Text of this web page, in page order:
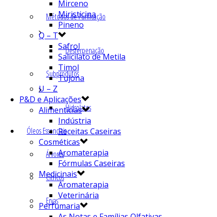
Métodos de Purificação
Desterpenação
Subprodutos
Hidrolatos
Óleos Essenciais
Árvores
Cítricos
Ervas
Mirceno
Miristicina
Pineno
Q – T
Safrol
Salicilato de Metila
Timol
Tujona
U – Z
P&D e Aplicações
Alimentícias
Indústria
Receitas Caseiras
Cosméticas
Aromaterapia
Fórmulas Caseiras
Medicinais
Aromaterapia
Veterinária
Perfumaria